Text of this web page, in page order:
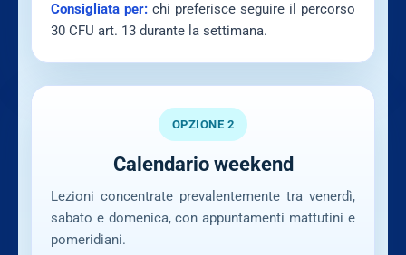
Consigliata per: chi preferisce seguire il percorso
30 CFU art. 13 durante la settimana.
OPZIONE 2
Calendario weekend
Lezioni concentrate prevalentemente tra venerdì,
sabato e domenica, con appuntamenti mattutini e
pomeridiani.